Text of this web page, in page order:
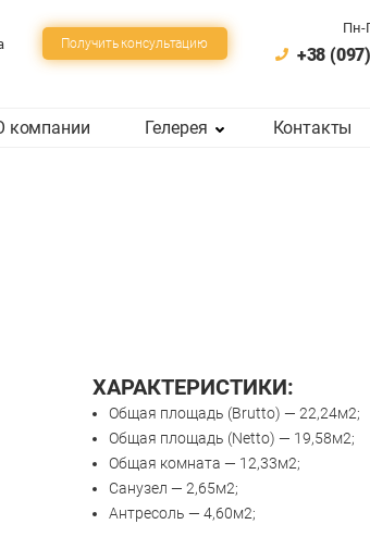
Получить консультацию
Пн-
+38
компании Гелерея Контакты
ХАРАКТЕРИСТИКИ:
Общая площадь (Brutto) — 22,24м2;
Общая площадь (Netto) — 19,58м2;
Общая комната — 12,33м2;
Санузел — 2,65м2;
Антресоль — 4,60м2;